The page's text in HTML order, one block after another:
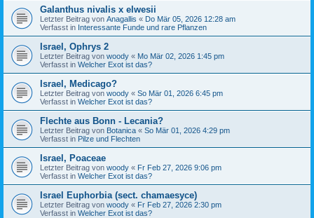
Galanthus nivalis x elwesii
Letzter Beitrag von Anagallis « Do Mär 05, 2026 12:28 am
Verfasst in Interessante Funde und rare Pflanzen
Israel, Ophrys 2
Letzter Beitrag von woody « Mo Mär 02, 2026 1:45 pm
Verfasst in Welcher Exot ist das?
Israel, Medicago?
Letzter Beitrag von woody « So Mär 01, 2026 6:45 pm
Verfasst in Welcher Exot ist das?
Flechte aus Bonn - Lecania?
Letzter Beitrag von Botanica « So Mär 01, 2026 4:29 pm
Verfasst in Pilze und Flechten
Israel, Poaceae
Letzter Beitrag von woody « Fr Feb 27, 2026 9:06 pm
Verfasst in Welcher Exot ist das?
Israel Euphorbia (sect. chamaesyce)
Letzter Beitrag von woody « Fr Feb 27, 2026 2:30 pm
Verfasst in Welcher Exot ist das?